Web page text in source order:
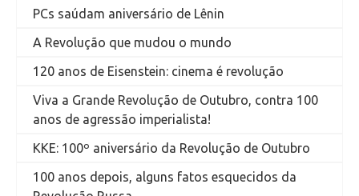
PCs saúdam aniversário de Lênin
A Revolução que mudou o mundo
120 anos de Eisenstein: cinema é revolução
Viva a Grande Revolução de Outubro, contra 100
anos de agressão imperialista!
KKE: 100º aniversário da Revolução de Outubro
100 anos depois, alguns fatos esquecidos da